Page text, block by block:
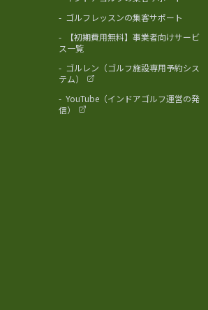
- ゴルフレッスンの集客サポート
-
【初期費用無料】事業者向けサービ
ス一覧
- ゴルレン（ゴルフ施設専用予約シス
テム）
- YouTube（インドアゴルフ運営の発
信）